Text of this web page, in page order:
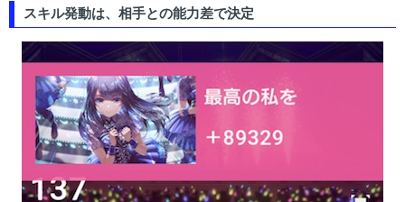
スキル発動は、相手との能力差で決定